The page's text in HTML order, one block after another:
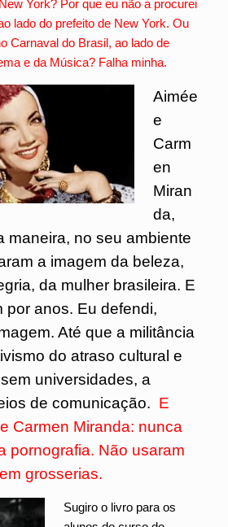
York? Por que eu não a procurei
lado do prefeito de New York. Ou
Carnaval do Brasil, ao lado de
e da Música? Falha minha.
Aimée
e
Carm
en
Miran
da,
maneira, no seu ambiente
a imagem da beleza,
da mulher brasileira. E
por anos. Eu defendi,
Até que a militância
do atraso cultural e
universidades, a
de comunicação. E
Carmen Miranda: nunca
pornografia. Não usaram
grosserias.
Sugiro o livro para os